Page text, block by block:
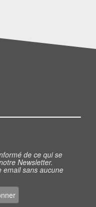
de ce qui se
Newsletter.
email sans aucune